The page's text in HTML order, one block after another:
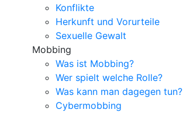
Konflikte
Herkunft und Vorurteile
Sexuelle Gewalt
Mobbing
Was ist Mobbing?
Wer spielt welche Rolle?
Was kann man dagegen tun?
Cybermobbing